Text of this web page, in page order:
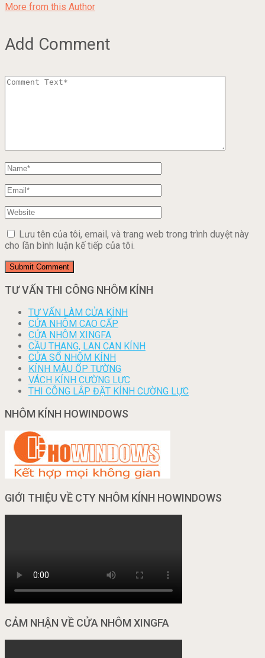
More from this Author
Add Comment
Lưu tên của tôi, email, và trang web trong trình duyệt này
cho lần bình luận kế tiếp của tôi.
TƯ VẤN THI CÔNG NHÔM KÍNH
TƯ VẤN LÀM CỬA KÍNH
CỬA NHÔM CAO CẤP
CỬA NHÔM XINGFA
CẦU THANG, LAN CAN KÍNH
CỬA SỔ NHÔM KÍNH
KÍNH MÀU ỐP TƯỜNG
VÁCH KÍNH CƯỜNG LỰC
THI CÔNG LẮP ĐẶT KÍNH CƯỜNG LỰC
NHÔM KÍNH HOWINDOWS
GIỚI THIỆU VỀ CTY NHÔM KÍNH HOWINDOWS
CẢM NHẬN VỀ CỬA NHÔM XINGFA